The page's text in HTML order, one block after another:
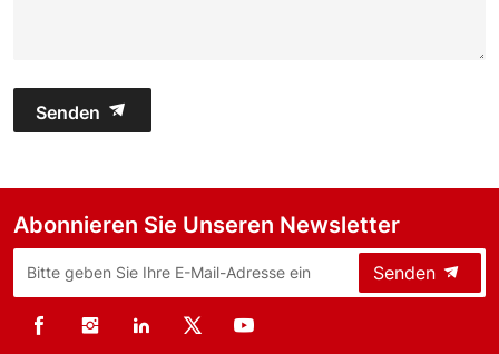
Senden
Abonnieren Sie Unseren Newsletter
Senden